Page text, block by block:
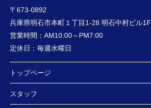
〒673-0892
兵庫県明石市本町１丁目1-28 明石中村ビル1F
営業時間： AM10:00～PM7:00
定休日： 毎週水曜日
トップページ
スタッフ